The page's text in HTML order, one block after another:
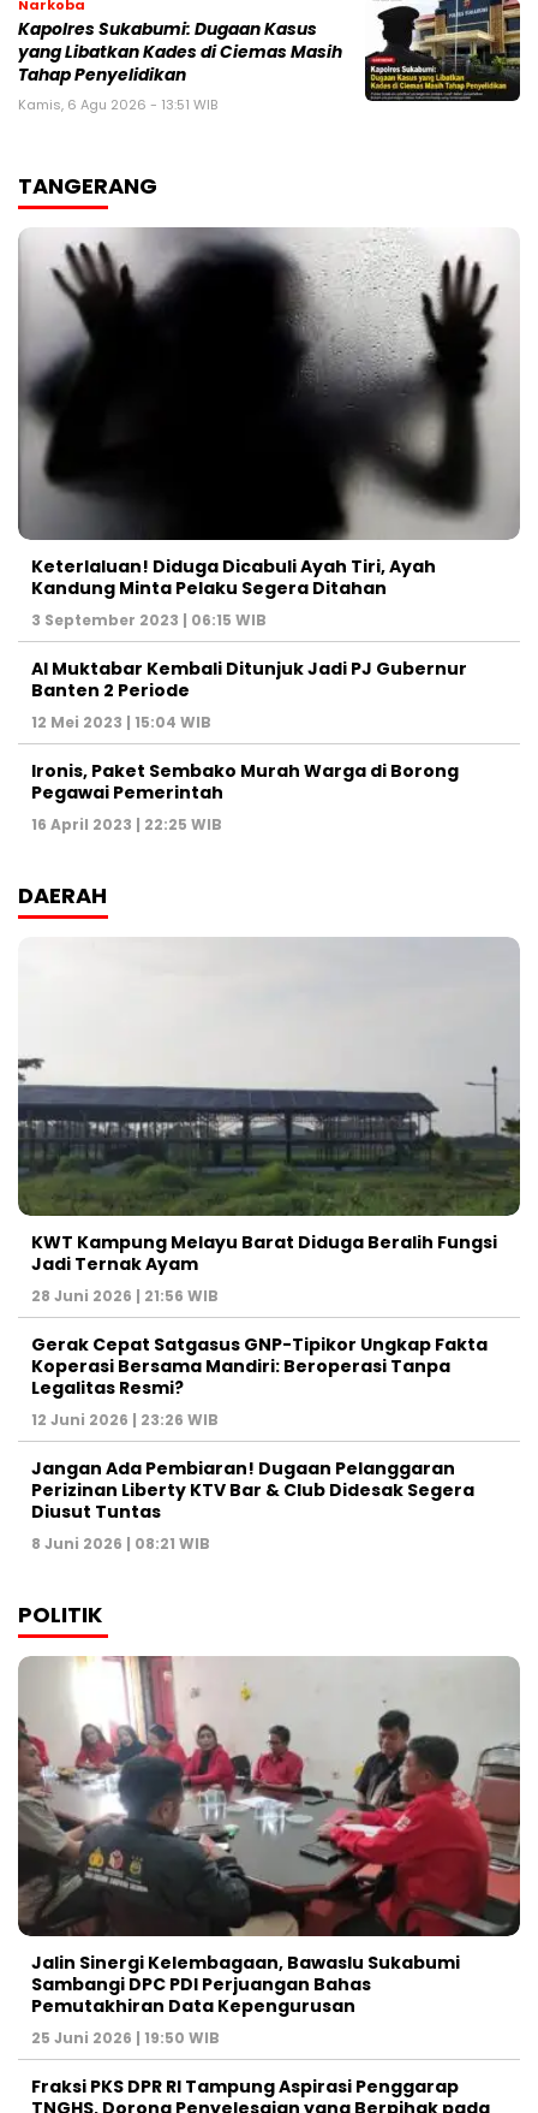
Narkoba
Kapolres Sukabumi: Dugaan Kasus
yang Libatkan Kades di Ciemas Masih
Tahap Penyelidikan
Kamis, 6 Agu 2026 - 13:51 WIB
TANGERANG
Keterlaluan! Diduga Dicabuli Ayah Tiri, Ayah
Kandung Minta Pelaku Segera Ditahan
3 September 2023 | 06:15 WIB
Al Muktabar Kembali Ditunjuk Jadi PJ Gubernur
Banten 2 Periode
12 Mei 2023 | 15:04 WIB
Ironis, Paket Sembako Murah Warga di Borong
Pegawai Pemerintah
16 April 2023 | 22:25 WIB
DAERAH
KWT Kampung Melayu Barat Diduga Beralih Fungsi
Jadi Ternak Ayam
28 Juni 2026 | 21:56 WIB
Gerak Cepat Satgasus GNP-Tipikor Ungkap Fakta
Koperasi Bersama Mandiri: Beroperasi Tanpa
Legalitas Resmi?
12 Juni 2026 | 23:26 WIB
Jangan Ada Pembiaran! Dugaan Pelanggaran
Perizinan Liberty KTV Bar & Club Didesak Segera
Diusut Tuntas
8 Juni 2026 | 08:21 WIB
POLITIK
Jalin Sinergi Kelembagaan, Bawaslu Sukabumi
Sambangi DPC PDI Perjuangan Bahas
Pemutakhiran Data Kepengurusan
25 Juni 2026 | 19:50 WIB
‎Fraksi PKS DPR RI Tampung Aspirasi Penggarap
TNGHS, Dorong Penyelesaian yang Berpihak pada